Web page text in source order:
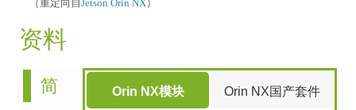
（重定向自Jetson Orin NX）
资料
Orin NX模块 Orin NX国产套件
简